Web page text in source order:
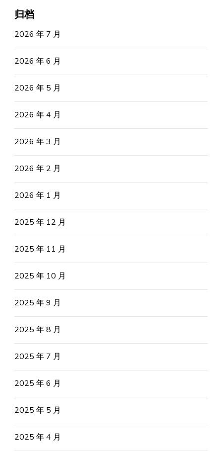
归档
2026 年 7 月
2026 年 6 月
2026 年 5 月
2026 年 4 月
2026 年 3 月
2026 年 2 月
2026 年 1 月
2025 年 12 月
2025 年 11 月
2025 年 10 月
2025 年 9 月
2025 年 8 月
2025 年 7 月
2025 年 6 月
2025 年 5 月
2025 年 4 月